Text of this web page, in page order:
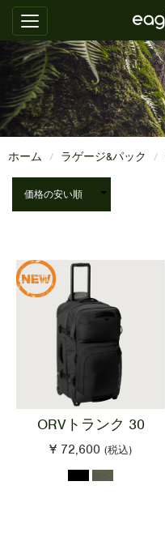
ホーム ラゲージ&パック
ORVトランク 30
¥ 72,600 (税込)